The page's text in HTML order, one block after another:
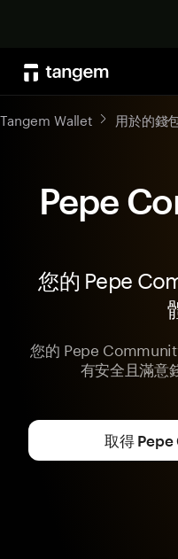
Tangem Wallet 用於的錢
Pepe
您的 Pepe
您的 Pepe
有安全且滿意
取得